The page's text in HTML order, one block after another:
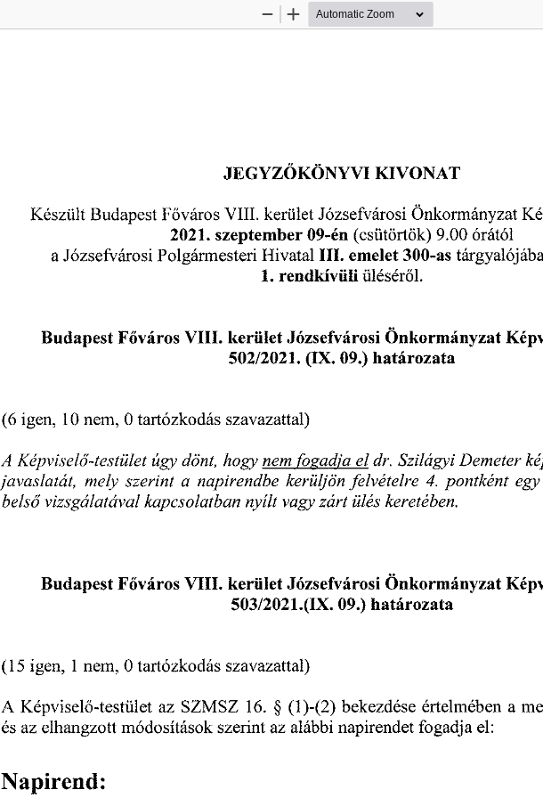
Zoom
Zoom
JEGYZŐ KÖNYVI KIVONAT
Készült Budapest Főváros VIII. kerület Józsefvárosi Önkormányzat
2021. szeptember 09-én (csütörtök) 9.00 órától
a Józsefvárosi Polgármesteri Hivatal III. emelet 300-as
1.
rendkívüli üléséről.
Budapest Főváros VIII. kerület Józsefvárosi Önkormányzat
502/2021. (IX. 09.) határozata
(6 igen, 10 nem, 0 tartózkodás szavazattal)
A Képvisel ő-testület úgy dönt, hogy nem fogadia el dr. Szilágyi Demeter
javaslatát,
mely szerint a napirendbe kerüljön felvételre 4. pontként egy
belső vizsgálatával kapcsolatban nyílt vagy zárt ülés keretében.
Budapest Főváros VIII. kerület Józsefvárosi Önkormányzat
503/2021.(IX. 09.) határozata
(15 igen, 1 nem, 0 tartózkodás szavazattal)
A Képviselő-testület az SZMSZ 16. § (1)-(2) bekezdése értelmében a
és az elhangzott módosítások szerint az alábbi napirendet fogadja el:
Napirend: